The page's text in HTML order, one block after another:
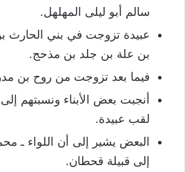
سالم أبو ليلى المهلهل.
عبيدة تزوجت في بني الحارث
بن علة بن جلد بن مذحج.
فيما بعد تزوجت من روح بن
أنجبت بعض الأبناء ونسبتهم
لقب عبيدة.
البعض يشير إلى أن اللواء ـ
إلى قبيلة قحطان.